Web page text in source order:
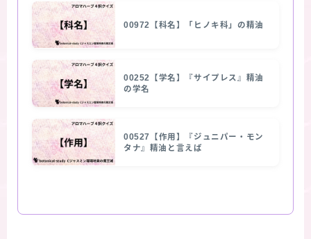
00972【科名】「ヒノキ科」の精油
00252【学名】『サイプレス』精油
の学名
00527【作用】『ジュニパー・モン
タナ』精油と言えば